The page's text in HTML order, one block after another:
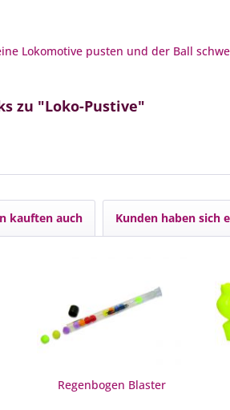
Lokomotive pusten und der Ball
zu "Loko-Pustive"
kauften auch Kunden haben sich
Regenbogen Blaster